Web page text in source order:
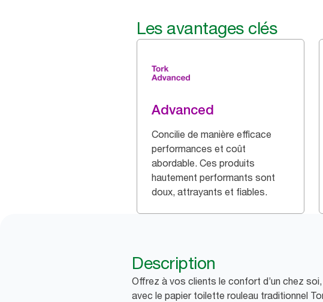
Les avantages clés
Advanced
Concilie de manière efficace
performances et coût
abordable. Ces produits
hautement performants sont
doux, attrayants et fiables.
Description
Offrez à vos clients le confort d’un chez
avec le papier toilette rouleau traditionnel